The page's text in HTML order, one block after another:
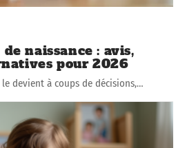
naissance : avis,
pour 2026
devient à coups de décisions,…